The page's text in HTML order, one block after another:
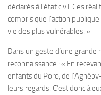
déclarés à l’état civil. Ces
compris que l’action
vie des plus vulnérables. »
Dans un geste d’une
reconnaissance : « En
enfants du Poro, de
leurs regards. C’est donc à